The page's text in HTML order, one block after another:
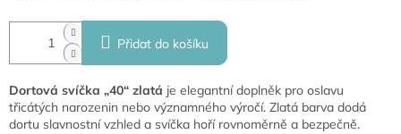
Přidat do košíku
Dortová svíčka „40“ zlatá je elegantní doplněk pro oslavu
třicátých narozenin nebo významného výročí. Zlatá barva dodá
dortu slavnostní vzhled a svíčka hoří rovnoměrně a bezpečně.